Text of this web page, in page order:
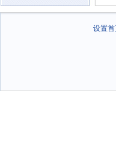
设置首